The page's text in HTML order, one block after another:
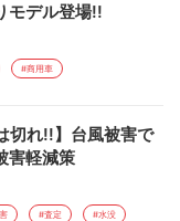
モデル登場!!
#商用車
切れ!!】台風被害で
害軽減策
#査定 #水没